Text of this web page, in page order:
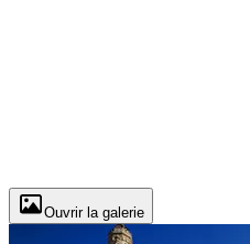
Ouvrir la galerie